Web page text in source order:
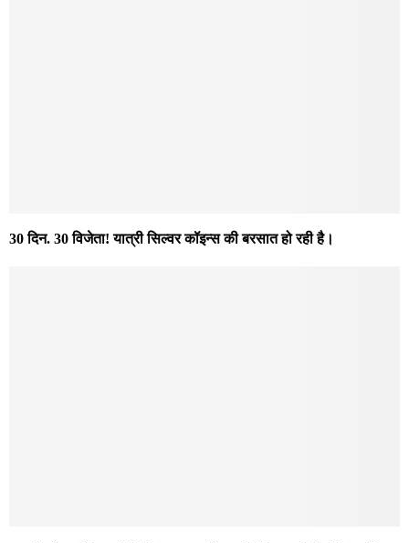
30 दिन. 30 विजेता! यात्री सिल्वर कॉइन्स की बरसात हो रही है।